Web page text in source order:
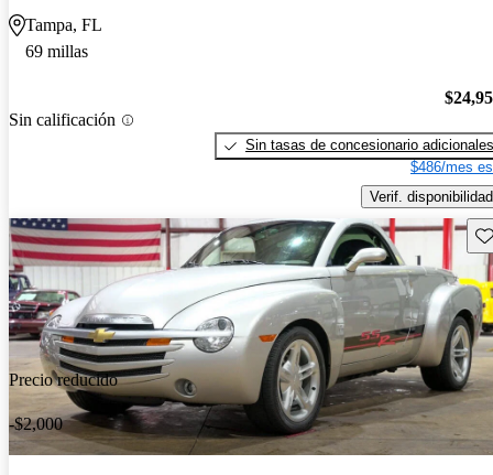
Tampa, FL
69 millas
Sin calificación
Sin tasas de concesionario adicionales
$486/mes
Verif. disponibilidad
Precio reducido
-$2,000